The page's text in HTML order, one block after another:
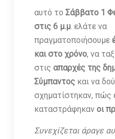
αυτό το Σάββατο 1
στις 6 μ.μ. ελάτε να
πραγματοποιήσουμε
και στο χρόνο, να
στις απαρχές της
Σύμπαντοςκαι να
σχηματίστηκαν, πώς
καταστράφηκαν οι
Συνεχίζεται άραγε